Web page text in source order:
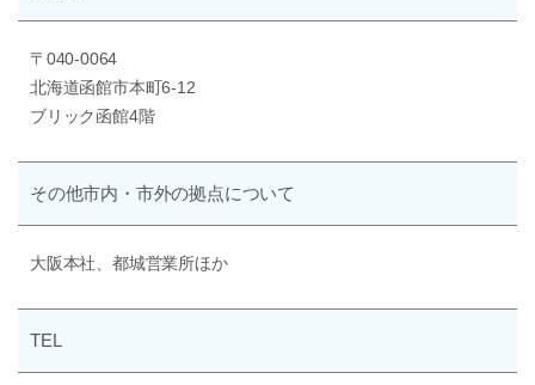
〒040-0064
北海道函館市本町6-12
ブリック函館4階
その他市内・市外の拠点について
大阪本社、都城営業所ほか
TEL